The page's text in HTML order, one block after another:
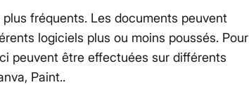
fréquents. Les documents peuvent
logiciels plus ou moins poussés. Pour
peuvent être effectuées sur différents
Paint..